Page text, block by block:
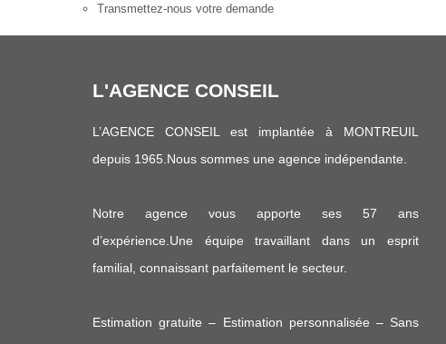
Transmettez-nous votre demande
L'AGENCE CONSEIL
L’AGENCE CONSEIL est implantée à MONTREUIL
depuis 1965.Nous sommes une agence indépendante.
Notre agence vous apporte ses 57 ans
d’expérience.Une équipe travaillant dans un esprit
familial, connaissant parfaitement le secteur.
Estimation gratuite – Estimation personnalisée – Sans